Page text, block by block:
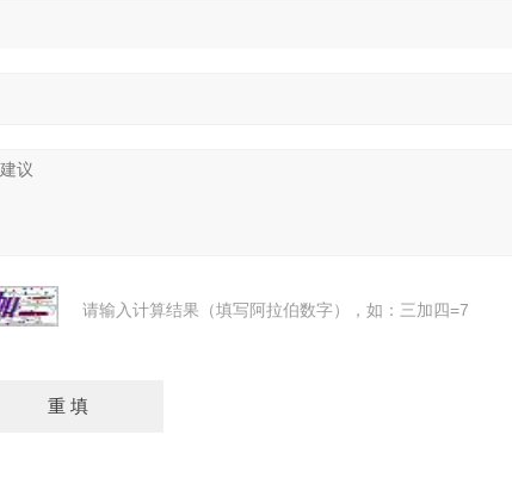
请输入计算结果（填写阿拉伯数字），如：三加四=7